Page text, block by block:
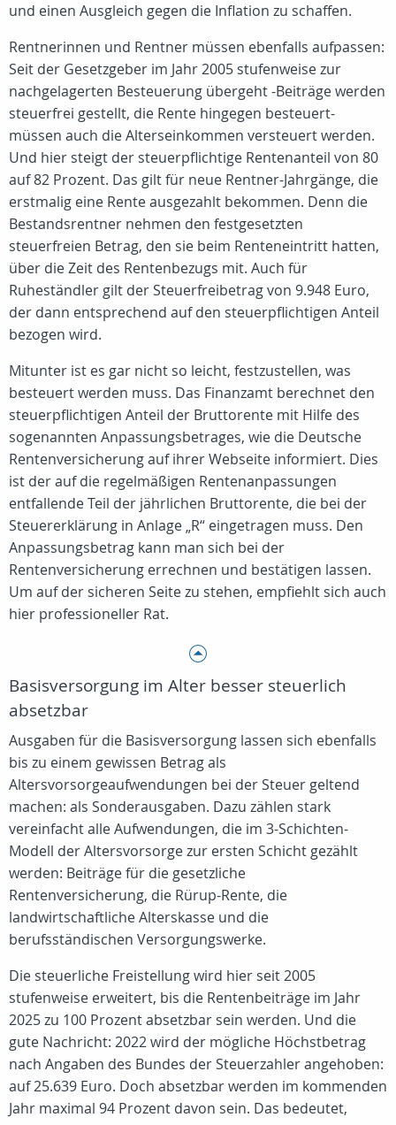
und einen Ausgleich gegen die Inflation zu schaffen.
Rentnerinnen und Rentner müssen ebenfalls aufpassen:
Seit der Gesetzgeber im Jahr 2005 stufenweise zur
nachgelagerten Besteuerung übergeht -Beiträge werden
steuerfrei gestellt, die Rente hingegen besteuert-
müssen auch die Alterseinkommen versteuert werden.
Und hier steigt der steuerpflichtige Rentenanteil von 80
auf 82 Prozent. Das gilt für neue Rentner-Jahrgänge, die
erstmalig eine Rente ausgezahlt bekommen. Denn die
Bestandsrentner nehmen den festgesetzten
steuerfreien Betrag, den sie beim Renteneintritt hatten,
über die Zeit des Rentenbezugs mit. Auch für
Ruheständler gilt der Steuerfreibetrag von 9.948 Euro,
der dann entsprechend auf den steuerpflichtigen Anteil
bezogen wird.
Mitunter ist es gar nicht so leicht, festzustellen, was
besteuert werden muss. Das Finanzamt berechnet den
steuerpflichtigen Anteil der Bruttorente mit Hilfe des
sogenannten Anpassungsbetrages, wie die Deutsche
Rentenversicherung auf ihrer Webseite informiert. Dies
ist der auf die regelmäßigen Rentenanpassungen
entfallende Teil der jährlichen Bruttorente, die bei der
Steuererklärung in Anlage „R“ eingetragen muss. Den
Anpassungsbetrag kann man sich bei der
Rentenversicherung errechnen und bestätigen lassen.
Um auf der sicheren Seite zu stehen, empfiehlt sich auch
hier professioneller Rat.
Basisversorgung im Alter besser steuerlich
absetzbar
Ausgaben für die Basisversorgung lassen sich ebenfalls
bis zu einem gewissen Betrag als
Altersvorsorgeaufwendungen bei der Steuer geltend
machen: als Sonderausgaben. Dazu zählen stark
vereinfacht alle Aufwendungen, die im 3-Schichten-
Modell der Altersvorsorge zur ersten Schicht gezählt
werden: Beiträge für die gesetzliche
Rentenversicherung, die Rürup-Rente, die
landwirtschaftliche Alterskasse und die
berufsständischen Versorgungswerke.
Die steuerliche Freistellung wird hier seit 2005
stufenweise erweitert, bis die Rentenbeiträge im Jahr
2025 zu 100 Prozent absetzbar sein werden. Und die
gute Nachricht: 2022 wird der mögliche Höchstbetrag
nach Angaben des Bundes der Steuerzahler angehoben:
auf 25.639 Euro. Doch absetzbar werden im kommenden
Jahr maximal 94 Prozent davon sein. Das bedeutet,